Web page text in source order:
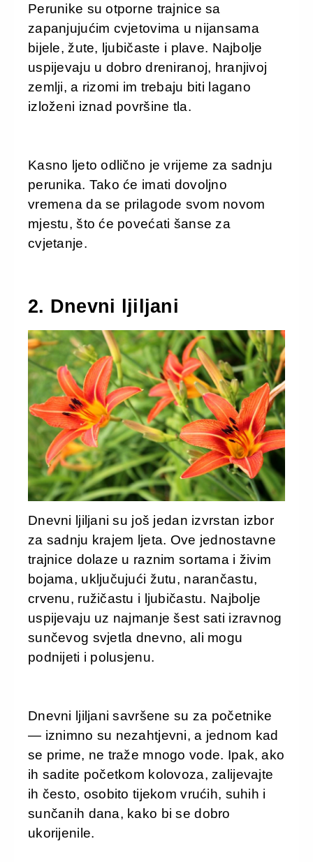
Perunike su otporne trajnice sa
zapanjujućim cvjetovima u nijansama
bijele, žute, ljubičaste i plave. Najbolje
uspijevaju u dobro dreniranoj, hranjivoj
zemlji, a rizomi im trebaju biti lagano
izloženi iznad površine tla.
Kasno ljeto odlično je vrijeme za sadnju
perunika. Tako će imati dovoljno
vremena da se prilagode svom novom
mjestu, što će povećati šanse za
cvjetanje.
2. Dnevni ljiljani
Dnevni ljiljani su još jedan izvrstan izbor
za sadnju krajem ljeta. Ove jednostavne
trajnice dolaze u raznim sortama i živim
bojama, uključujući žutu, narančastu,
crvenu, ružičastu i ljubičastu. Najbolje
uspijevaju uz najmanje šest sati izravnog
sunčevog svjetla dnevno, ali mogu
podnijeti i polusjenu.
Dnevni ljiljani savršene su za početnike
— iznimno su nezahtjevni, a jednom kad
se prime, ne traže mnogo vode. Ipak, ako
ih sadite početkom kolovoza, zalijevajte
ih često, osobito tijekom vrućih, suhih i
sunčanih dana, kako bi se dobro
ukorijenile.